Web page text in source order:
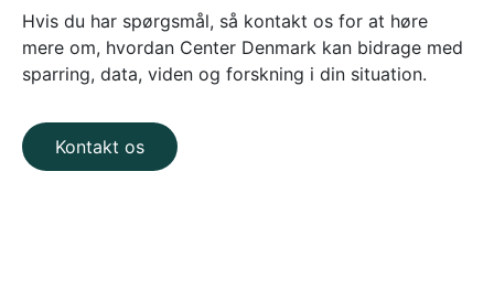
Hvis du har spørgsmål, så kontakt os for at høre
mere om, hvordan Center Denmark kan bidrage med
sparring, data, viden og forskning i din situation.
Kontakt os